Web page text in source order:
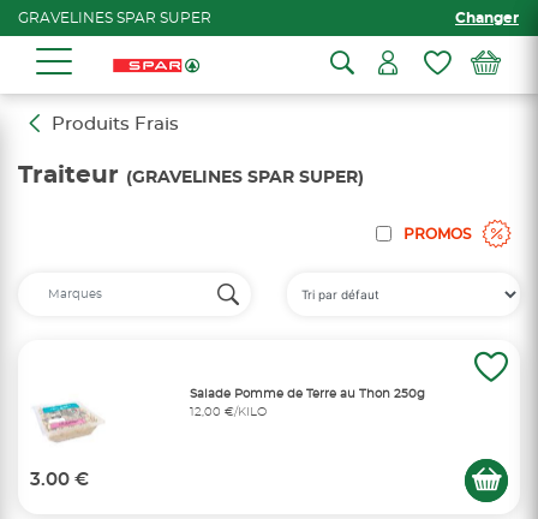
GRAVELINES SPAR SUPER Changer
Produits Frais
Traiteur (GRAVELINES SPAR SUPER)
PROMOS
Salade Pomme de Terre au Thon 250g
12,00 €/KILO
3.00 €